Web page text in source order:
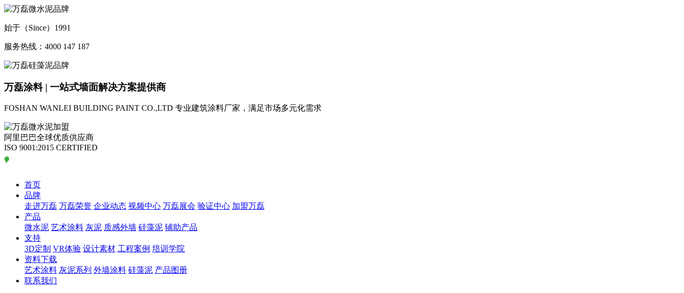
始于（Since）1991
服务热线：4000 147 187
万磊涂料 | 一站式墙面解决方案提供商
FOSHAN WANLEI BUILDING PAINT CO.,LTD 专业建筑涂料厂家，满足市场多元化需求
阿里巴巴全球优质供应商
ISO 9001:2015 CERTIFIED
首页
品牌
走进万磊 万磊荣誉 企业动态 视频中心 万磊展会 验证中心 加盟万磊
产品
微水泥 艺术涂料 灰泥 质感外墙 硅藻泥 辅助产品
支持
3D定制 VR体验 设计素材 工程案例 培训学院
资料下载
艺术涂料 灰泥系列 外墙涂料 硅藻泥 产品图册
联系我们